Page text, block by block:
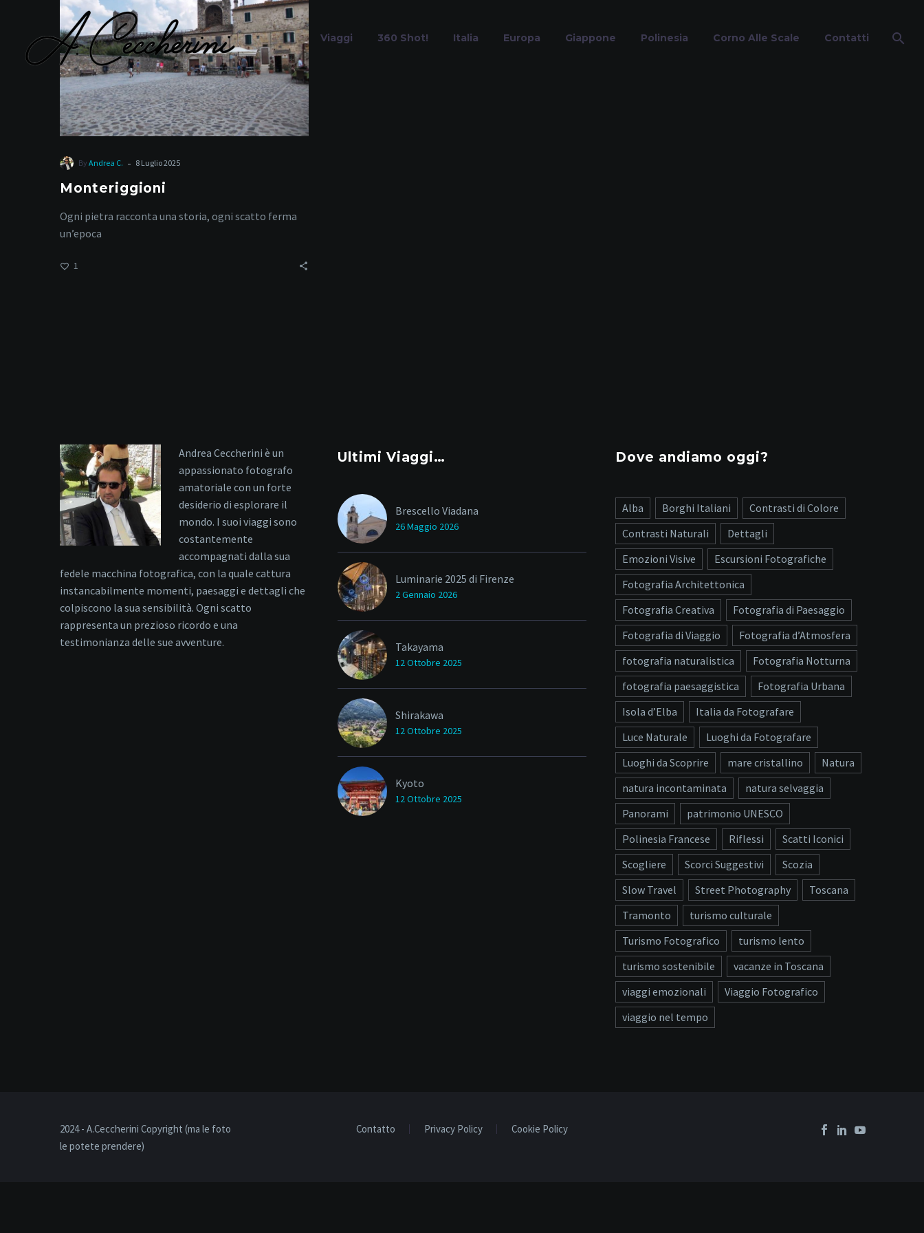
Viaggi 360 Shot! Italia Europa Giappone Polinesia Corno Alle Scale Contatti
By Andrea C. - 8 Luglio 2025
Monteriggioni
Ogni pietra racconta una storia, ogni scatto ferma
un’epoca
1
Andrea Ceccherini è un
appassionato fotografo
amatoriale con un forte
desiderio di esplorare il
mondo. I suoi viaggi sono
costantemente
accompagnati dalla sua
fedele macchina fotografica, con la quale cattura
instancabilmente momenti, paesaggi e dettagli che
colpiscono la sua sensibilità. Ogni scatto
rappresenta un prezioso ricordo e una
testimonianza delle sue avventure.
Ultimi Viaggi…
Brescello Viadana
26 Maggio 2026
Luminarie 2025 di Firenze
2 Gennaio 2026
Takayama
12 Ottobre 2025
Shirakawa
12 Ottobre 2025
Kyoto
12 Ottobre 2025
Dove andiamo oggi?
Alba Borghi Italiani
Contrasti di Colore
Contrasti Naturali
Dettagli
Emozioni Visive
Escursioni Fotografiche
Fotografia Architettonica
Fotografia Creativa
Fotografia di Paesaggio
Fotografia di Viaggio
Fotografia d’Atmosfera
fotografia naturalistica
Fotografia Notturna
fotografia paesaggistica
Fotografia Urbana
Isola d’Elba
Italia da Fotografare
Luce Naturale
Luoghi da Fotografare
Luoghi da Scoprire
mare cristallino
Natura
natura incontaminata
natura selvaggia
Panorami
patrimonio UNESCO
Polinesia Francese
Riflessi
Scatti Iconici
Scogliere
Scorci Suggestivi
Scozia
Slow Travel
Street Photography
Toscana
Tramonto
turismo culturale
Turismo Fotografico
turismo lento
turismo sostenibile
vacanze in Toscana
viaggi emozionali
Viaggio Fotografico
viaggio nel tempo
Contatto Privacy Policy Cookie Policy
2024 - A.Ceccherini Copyright (ma le foto
le potete prendere)